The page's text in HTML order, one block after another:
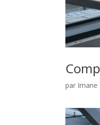
par Imane